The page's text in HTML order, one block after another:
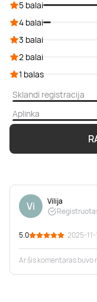
5 balai
4 balai
3 balai
2 balai
1 balas
Sklandi registracija
Aplinka
Vi
Vilija
5.0 · 2025-11-
Ar šis komentaras buvo